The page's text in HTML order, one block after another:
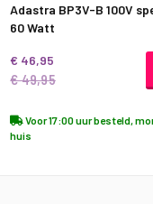
Adastra BP3V-B 100V
60 Watt
€ 46,95
€ 49,95
Voor 17:00 uur besteld,
huis